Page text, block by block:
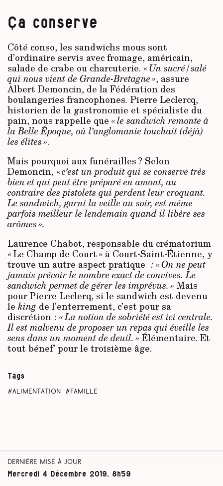
Ça conserve
Côté conso, les sandwichs mous sont
d’ordinaire servis avec fromage, américain,
salade de crabe ou charcuterie. «Un sucré/salé
qui nous vient de Grande-Bretagne », assure
Albert Demoncin, de la Fédération des
boulangeries francophones. Pierre Leclercq,
historien de la gastronomie et spécialiste du
pain, nous rappelle que « le sandwich remonte à
la Belle Époque, où l’anglomanie touchait (déjà)
les élites ».
Mais pourquoi aux funérailles ? Selon
Demoncin, «c’est un produit qui se conserve très
bien et qui peut être préparé en amont, au
contraire des pistolets qui perdent leur croquant.
Le sandwich, garni la veille au soir, est même
parfois meilleur le lendemain quand il libère ses
arômes ».
Laurence Chabot, responsable du crématorium
« Le Champ de Court » à Court-Saint-Étienne, y
trouve un autre aspect pratique : « On ne peut
jamais prévoir le nombre exact de convives. Le
sandwich permet de gérer les imprévus. » Mais
pour Pierre Leclerq, si le sandwich est devenu
le king de l’enterrement, c’est pour sa
discrétion : « La notion de sobriété est ici centrale.
Il est malvenu de proposer un repas qui éveille les
sens dans un moment de deuil. » Élémentaire. Et
tout bénef’ pour le troisième âge.
Tags
alimentation famille
Dernière mise à jour
Mercredi 4 Décembre 2019, 8h59